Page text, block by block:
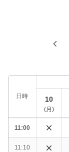
日時 10
(月)
11:00
11:10